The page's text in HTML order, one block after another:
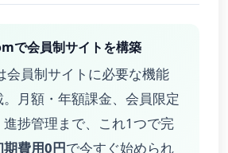
で会員制サイトを構築
会員制サイトに必要な機能
月額・年額課金、会員限定
進捗管理まで、これ1つで完
期費用0円で今すぐ始められ